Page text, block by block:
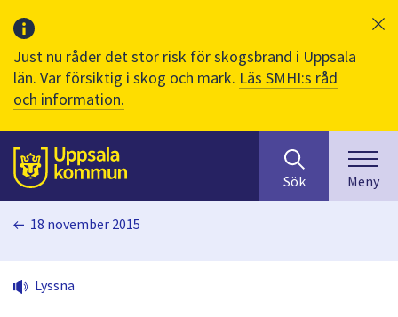
Just nu råder det stor risk för skogsbrand i Uppsala
län. Var försiktig i skog och mark. Läs SMHI:s råd
och information.
Till sidans
huvudinnehåll
efter
innehåll
på
Sök Meny
18 november 2015
Lyssna